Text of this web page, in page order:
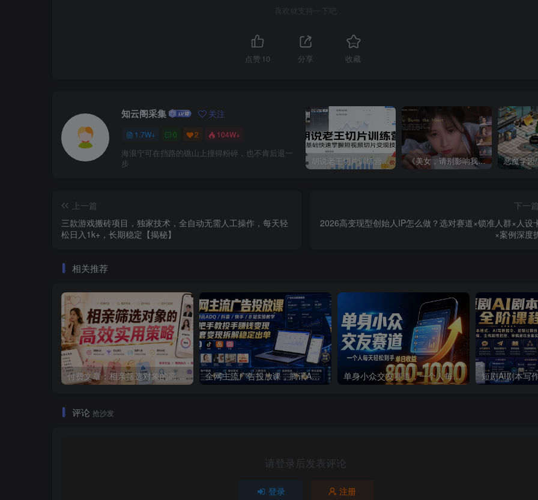
喜欢就支持一下吧
点赞 10 分享 收藏
知云阁采集 关注
1.7W+ 0 2 104W+
海浪宁可在挡路的礁山上撞得粉碎，也不肯后退一
步
胡说老王切片训练营，零基础快速掌握短视频切片变现技巧 《美女，请别影响我成仙全球版》中文版
上一篇
三款游戏搬砖项目，独家技术，全自动无需人工操作，每天轻
松日入1k+，长期稳定【揭秘】
下一
2026高变现型创始人IP怎么做？选对赛道×锁准人群×人设
×案例深度
相关推荐
付费文章：相亲筛选对象的高效实用策略 全网主流广告投放课，腾讯ADQ / 抖音 / 快手 / B 站实操教学，手把手教投手赚钱变现，全套变现拆解稳定出单 单身小众交友赛道，一个人每天轻松到手1000+，落地快、见效稳【揭秘】
评论 抢沙发
请登录后发表评论
登录 注册